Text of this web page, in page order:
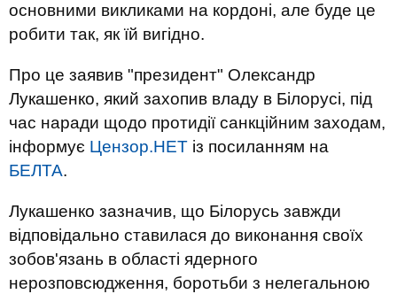
основними викликами на кордоні, але буде це
робити так, як їй вигідно.
Про це заявив "президент" Олександр
Лукашенко, який захопив владу в Білорусі, під
час наради щодо протидії санкційним заходам,
інформує Цензор.НЕТ із посиланням на
БЕЛТА.
Лукашенко зазначив, що Білорусь завжди
відповідально ставилася до виконання своїх
зобов'язань в області ядерного
нерозповсюдження, боротьби з нелегальною